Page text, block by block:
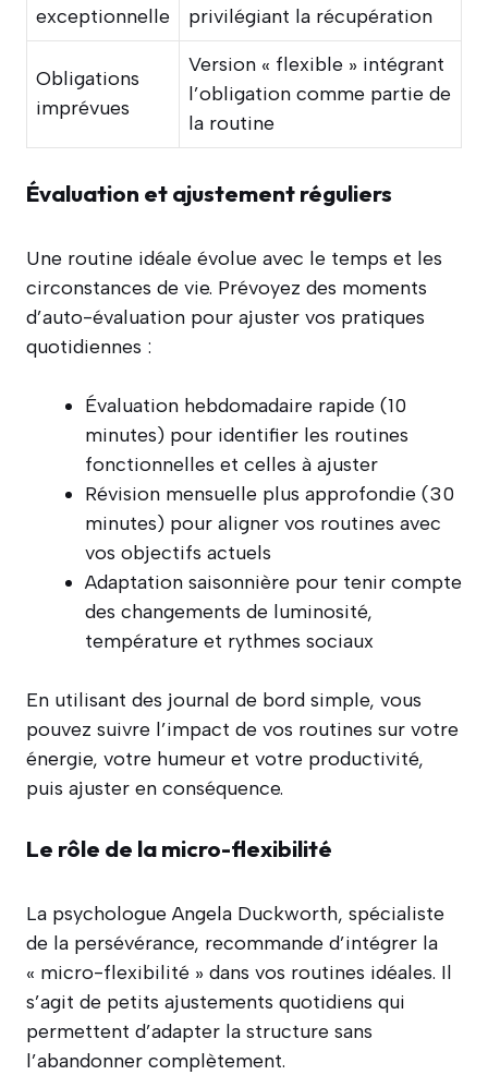
exceptionnelle privilégiant la récupération
Obligations
imprévues
Version « flexible » intégrant
l’obligation comme partie de
la routine
Évaluation et ajustement réguliers
Une routine idéale évolue avec le temps et les
circonstances de vie. Prévoyez des moments
d’auto-évaluation pour ajuster vos pratiques
quotidiennes :
Évaluation hebdomadaire rapide (10
minutes) pour identifier les routines
fonctionnelles et celles à ajuster
Révision mensuelle plus approfondie (30
minutes) pour aligner vos routines avec
vos objectifs actuels
Adaptation saisonnière pour tenir compte
des changements de luminosité,
température et rythmes sociaux
En utilisant des journal de bord simple, vous
pouvez suivre l’impact de vos routines sur votre
énergie, votre humeur et votre productivité,
puis ajuster en conséquence.
Le rôle de la micro-flexibilité
La psychologue Angela Duckworth, spécialiste
de la persévérance, recommande d’intégrer la
« micro-flexibilité » dans vos routines idéales. Il
s’agit de petits ajustements quotidiens qui
permettent d’adapter la structure sans
l’abandonner complètement.